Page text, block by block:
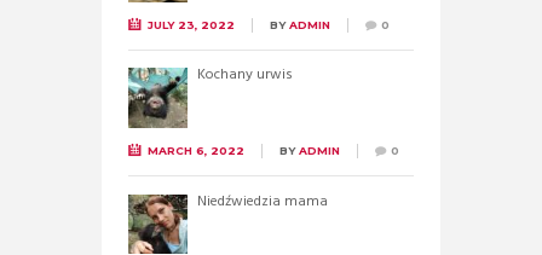
JULY 23, 2022 BYADMIN 0
Kochany urwis
MARCH 6, 2022 BYADMIN 0
Niedźwiedzia mama